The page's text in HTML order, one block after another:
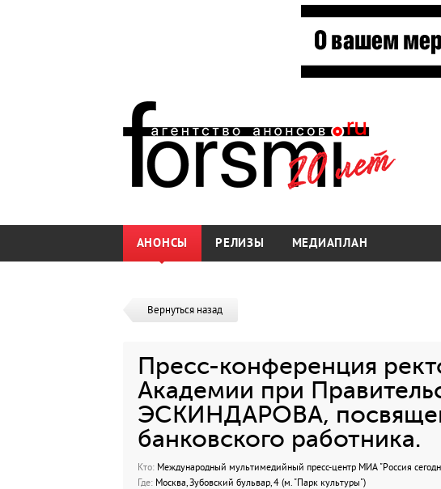
АНОНСЫ РЕЛИЗЫ МЕДИАПЛАН
Вернуться назад
Пресс-конференция
Академии при
ЭСКИНДАРОВА,
банковского работника.
Кто:Международный мультимедийный пресс-центр МИА "Россия
Где:Москва, Зубовский бульвар, 4 (м. "Парк культуры")